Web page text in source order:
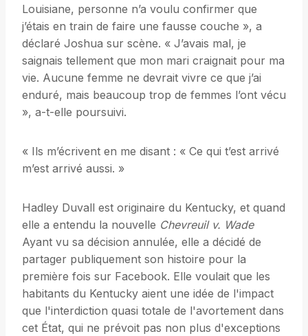
Louisiane, personne n’a voulu confirmer que
j’étais en train de faire une fausse couche », a
déclaré Joshua sur scène. « J’avais mal, je
saignais tellement que mon mari craignait pour ma
vie. Aucune femme ne devrait vivre ce que j’ai
enduré, mais beaucoup trop de femmes l’ont vécu
», a-t-elle poursuivi.
« Ils m’écrivent en me disant : « Ce qui t’est arrivé
m’est arrivé aussi. »
Hadley Duvall est originaire du Kentucky, et quand
elle a entendu la nouvelle Chevreuil v. Wade
Ayant vu sa décision annulée, elle a décidé de
partager publiquement son histoire pour la
première fois sur Facebook. Elle voulait que les
habitants du Kentucky aient une idée de l'impact
que l'interdiction quasi totale de l'avortement dans
cet État, qui ne prévoit pas non plus d'exceptions